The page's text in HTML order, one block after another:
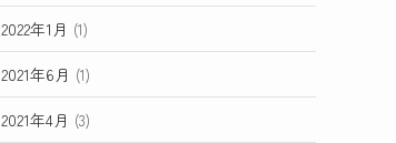
2022年1月 (1)
2021年6月 (1)
2021年4月 (3)